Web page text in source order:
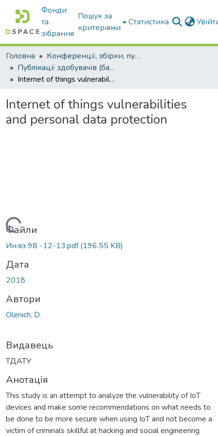
Фонди
та
зібрання
Пошук за
критеріями
Статистика
Головна
Конференції, збірки, публікації молодих вчених і здобувачів : магістрів, бакалаврів, аспірантів.
Публікації здобувачів (бакалаврів. магістрів, аспірантів)
Internet of things vulnerabilities and personal data protection
Internet of things vulnerabilities
and personal data protection
Вантажиться...
Файли
Ин.яз 98 -12-13.pdf(196.55 KB)
Дата
2018
Автори
Olenich, D.
Видавець
ТДАТУ
Анотація
This study is an attempt to analyze the vulnerability of IoT
devices and make some recommendations on what needs to
be done to be more secure when using IoT and not become a
victim of criminals skillful at hacking and social engineering